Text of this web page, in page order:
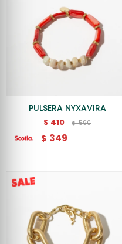
PULSERA NYXAVIRA
$ 410 $ 590
$ 349